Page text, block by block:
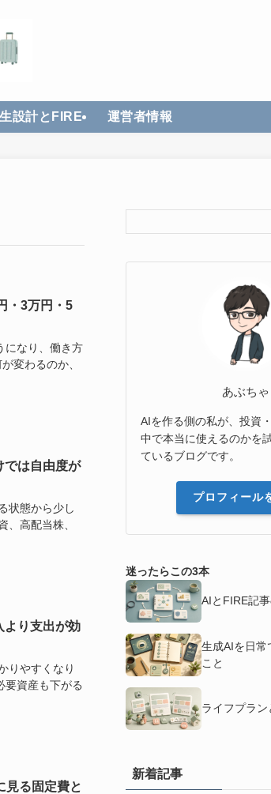
設計とFIRE 運営者情報
・3万円・5
になり、働き方
変わるのか、
では自由度が
状態から少し
高配当株、
より支出が効
りやすくなり
要資産も下がる
見る固定費と
あぶちゃ
AIを作る側の私が、投資
中で本当に使えるのかを
ているブログです。
プロフィール
迷ったらこの3本
AIとFIRE記
生成AIを日常
こと
ライフプラン
新着記事